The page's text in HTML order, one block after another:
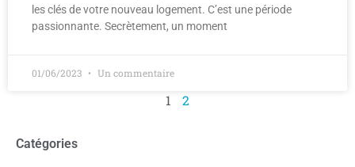
les clés de votre nouveau logement. C’est une période
passionnante. Secrètement, un moment
01/06/2023 Un commentaire
1 2
Catégories